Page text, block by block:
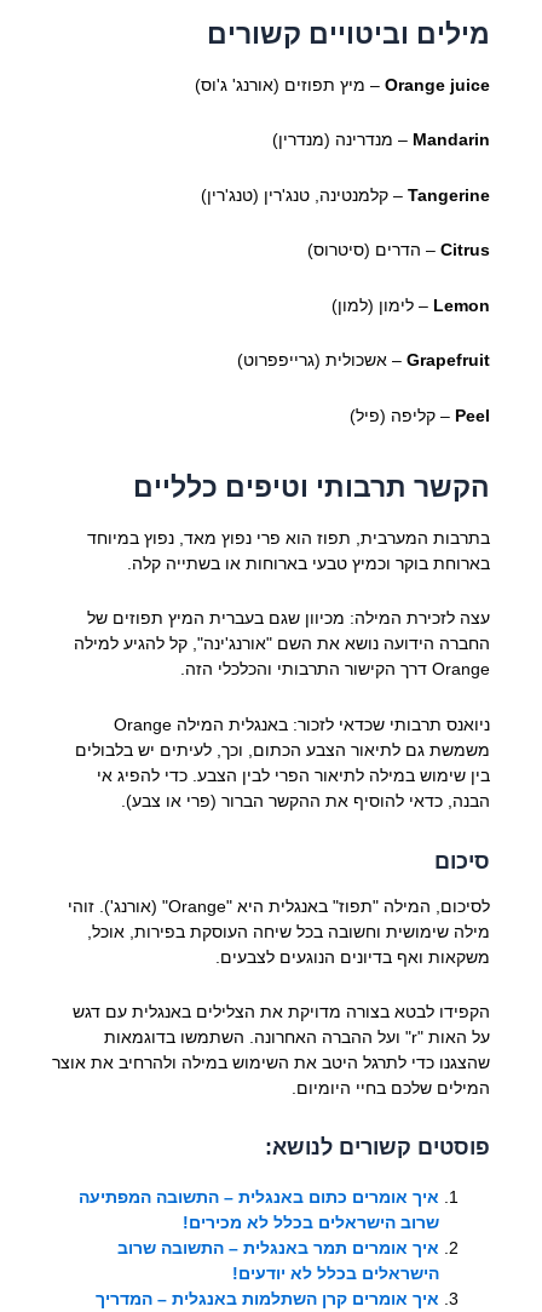
מילים וביטויים קשורים
Orange juice– מיץ תפוזים (אורנג' ג'וס)
Mandarin – מנדרינה (מנדרין)
Tangerine– קלמנטינה, טנג'רין (טנג'רין)
Citrus– הדרים (סיטרוס)
Lemon – לימון (למון)
Grapefruit– אשכולית (גרייפפרוט)
Peel – קליפה (פיל)
הקשר תרבותי וטיפים כלליים
בתרבות המערבית, תפוז הוא פרי נפוץ מאד, נפוץ במיוחד
בארוחת בוקר וכמיץ טבעי בארוחות או בשתייה קלה.
עצה לזכירת המילה: מכיוון שגם בעברית המיץ תפוזים של
החברה הידועה נושא את השם "אורנג'ינה", קל להגיע למילה
Orange דרך הקישור התרבותי והכלכלי הזה.
ניואנס תרבותי שכדאי לזכור: באנגלית המילה Orange
משמשת גם לתיאור הצבע הכתום, וכך, לעיתים יש בלבולים
בין שימוש במילה לתיאור הפרי לבין הצבע. כדי להפיג אי
הבנה, כדאי להוסיף את ההקשר הברור (פרי או צבע).
סיכום
לסיכום, המילה "תפוז" באנגלית היא "Orange" (אורנג'). זוהי
מילה שימושית וחשובה בכל שיחה העוסקת בפירות, אוכל,
משקאות ואף בדיונים הנוגעים לצבעים.
הקפידו לבטא בצורה מדויקת את הצלילים באנגלית עם דגש
על האות "r" ועל ההברה האחרונה. השתמשו בדוגמאות
שהצגנו כדי לתרגל היטב את השימוש במילה ולהרחיב את אוצר
המילים שלכם בחיי היומיום.
פוסטים קשורים לנושא:
איך אומרים כתום באנגלית – התשובה המפתיעה
שרוב הישראלים בכלל לא מכירים!
איך אומרים תמר באנגלית – התשובה שרוב
הישראלים בכלל לא יודעים!
איך אומרים קרן השתלמות באנגלית – המדריך